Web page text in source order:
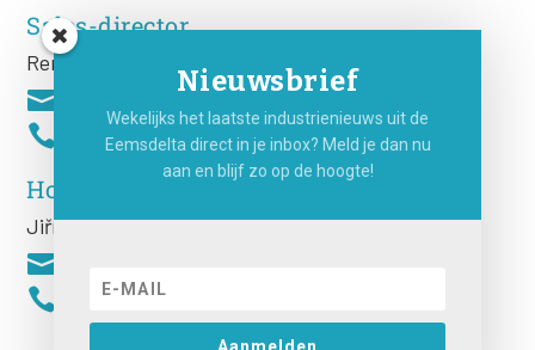
Sales-director
Remco Rooij


Hoofdredacteur
JiříHartog


Nieuwsbrief
Wekelijks het laatste industrienieuws uit de
Eemsdelta direct in je inbox? Meld je dan nu
aan en blijf zo op de hoogte!